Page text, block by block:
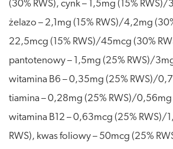
(30% RWS), cynk – 1,5mg (15% RWS)/
żelazo – 2,1mg (15% RWS)/4,2mg
22,5mcg (15% RWS)/45mcg (30%
pantotenowy – 1,5mg (25% RWS)/
witamina B6 – 0,35mg (25% RWS)/
tiamina – 0,28mg (25% RWS)/0,56mg
witamina B12 – 0,63mcg (25% RWS)/
RWS), kwas foliowy – 50mcg (25%